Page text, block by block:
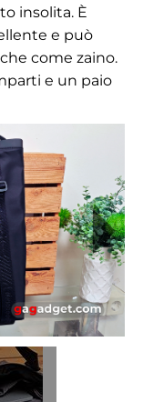
insolita. È
e può
come zaino.
e un paio